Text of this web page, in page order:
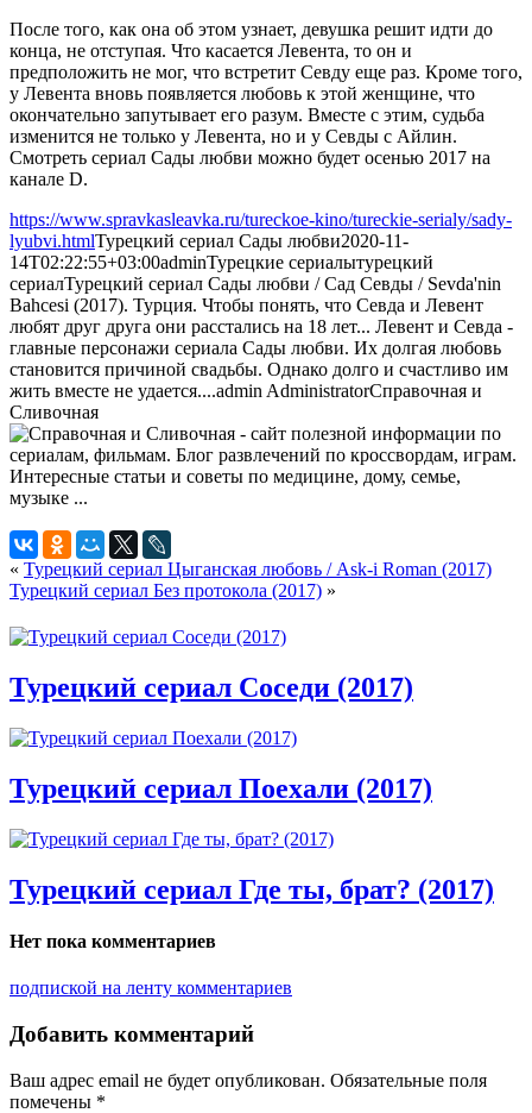
После того, как она об этом узнает, девушка решит идти до
конца, не отступая. Что касается Левента, то он и
предположить не мог, что встретит Севду еще раз. Кроме того,
у Левента вновь появляется любовь к этой женщине, что
окончательно запутывает его разум. Вместе с этим, судьба
изменится не только у Левента, но и у Севды с Айлин.
Смотреть сериал Сады любви можно будет осенью 2017 на
канале D.
https://www.spravkasleavka.ru/tureckoe-kino/tureckie-serialy/sady-
lyubvi.htmlТурецкий сериал Сады любви2020-11-
14T02:22:55+03:00adminТурецкие сериалытурецкий
сериалТурецкий сериал Сады любви / Сад Севды / Sevda'nin
Bahcesi (2017). Турция. Чтобы понять, что Севда и Левент
любят друг друга они расстались на 18 лет... Левент и Севда -
главные персонажи сериала Сады любви. Их долгая любовь
становится причиной свадьбы. Однако долго и счастливо им
жить вместе не удается....admin AdministratorСправочная и
Сливочная
« Турецкий сериал Цыганская любовь / Ask-i Roman (2017)
Турецкий сериал Без протокола (2017) »
Турецкий сериал Соседи (2017)
Турецкий сериал Поехали (2017)
Турецкий сериал Где ты, брат? (2017)
Нет пока комментариев
подпиской на ленту комментариев
Добавить комментарий
Ваш адрес email не будет опубликован. Обязательные поля
помечены *